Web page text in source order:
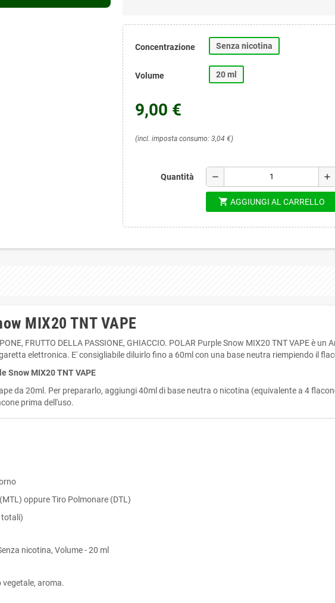
Concentrazione Senza nicotina
Volume 20 ml
9,00 €
(incl. imposta consumo: 3,04 €)
Quantità remove add
shopping_cart AGGIUNGI AL CARRELLO
MIX20 TNT VAPE
FRUTTO DELLA PASSIONE, GHIACCIO. POLAR Purple Snow MIX20 TNT VAPE è
elettronica. E' consigliabile diluirlo fino a 60ml con una base neutra riempiendo il
Snow MIX20 TNT VAPE
da 20ml. Per prepararlo, aggiungi 40ml di base neutra o nicotina (equivalente a 4
prima dell'uso.
oppure Tiro Polmonare (DTL)
totali)
nicotina, Volume - 20 ml
vegetale, aroma.